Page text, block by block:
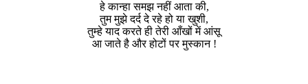
हे कान्हा समझ नहीं आता की,
तुम मुझे दर्द दे रहे हो या खुशी,
तुम्हे याद करते ही तेरी आँखों में आंसू
आ जाते है और होटों पर मुस्कान !